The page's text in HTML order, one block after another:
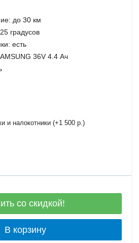
до 30 км
градусов
есть
36V 4.4 Ач
и налокотники (+1 500 р.)
со скидкой!
В корзину